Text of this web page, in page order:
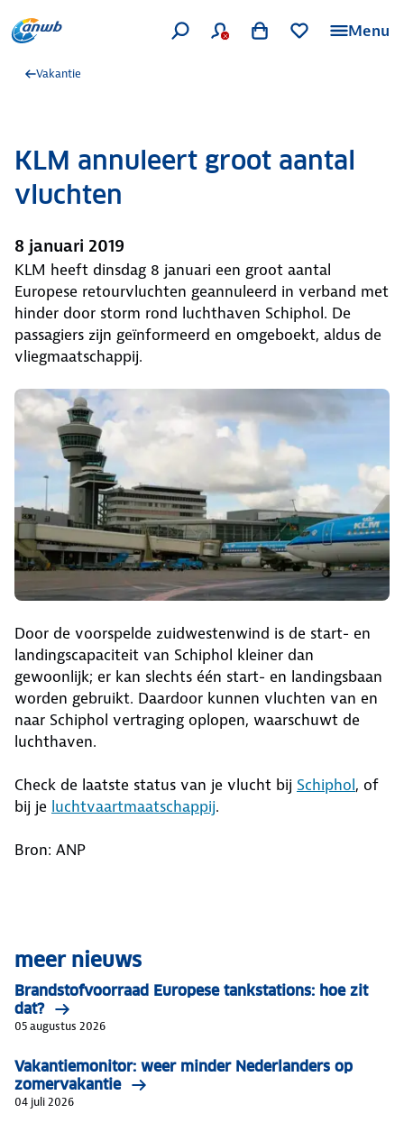
Menu
Vakantie
KLM annuleert groot aantal
vluchten
8 januari 2019
KLM heeft dinsdag 8 januari een groot aantal
Europese retourvluchten geannuleerd in verband met
hinder door storm rond luchthaven Schiphol. De
passagiers zijn geïnformeerd en omgeboekt, aldus de
vliegmaatschappij.
Door de voorspelde zuidwestenwind is de start- en
landingscapaciteit van Schiphol kleiner dan
gewoonlijk; er kan slechts één start- en landingsbaan
worden gebruikt. Daardoor kunnen vluchten van en
naar Schiphol vertraging oplopen, waarschuwt de
luchthaven.
Check de laatste status van je vlucht bij Schiphol, of
bij je luchtvaartmaatschappij.
Bron: ANP
meer nieuws
Brandstofvoorraad Europese tankstations: hoe zit
dat?
05 augustus 2026
Vakantiemonitor: weer minder Nederlanders op
zomervakantie
04 juli 2026